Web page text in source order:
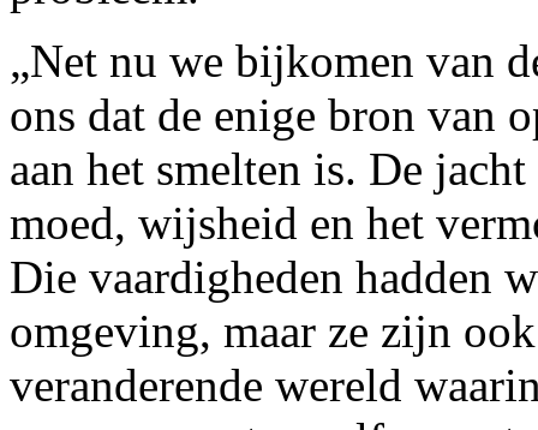
„Net nu we bijkomen van
ons dat de enige bron van
aan het smelten is. De
moed, wijsheid en het
Die vaardigheden hadden
omgeving, maar ze zijn
veranderende wereld